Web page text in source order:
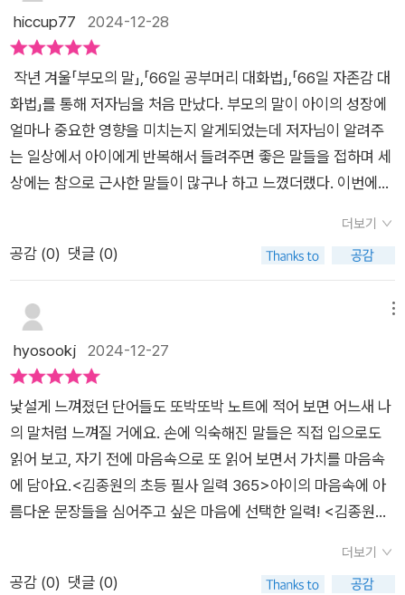
히 접하면서도 정확하게 뜻을 알지 못하는 단어, 내면에 농밀한
가치를 품고 있는 단어, 올바른 가치관과 태도를 형성하는 데 꼭
필요한 단어들이다. 작가는 이 단어들의 뜻을 간결하게 정리하고,
단어의 쓰임을 바로 이해할 수 있도록 생활 밀착형 예문들도 알차
게 담았다. 그리고 365개의 필사 문장은 이 어휘를 ‘아이의 말’로
만들어 주기 위해 작가가 고심하며 쓴 문장들이다. 예를 들어, ‘가
능하다’, ‘가치’ 같은 단어가 담긴 날에는 “스스로 ‘가능하다’고 생
각하면 무엇이든 할 수 있어요” “자신의 ‘가치’는 스스로 정하는
거예요”처럼 아이의 건강한 자존감을 세워 주는 필사 문장이, ‘고
정 관념’ ‘무례하다’같은 단어가 담긴 날에는 “새로운 것을 보려
요”처럼 단어를 통해 올바른 태도와 가치관을 형성시켜 주는 필
사 문장이 담겼다. 내 아이에게 《김종원의 초등 필사 일력 365》
을 선물해 주고 싶은 부모라면, 일력을 어떻게 활용하는 것이 가
장 효과적일지 궁금할 것이다. 김종원 작가가 알려주는 이 일력의
활용 방법은 간단하다. 1. 그날의 어휘와 정의를 눈으로 읽고 익힌
다. 2. 예시 문장을 통해 어휘의 실제 쓰임을 이해한다. 소리 내 읽
어 본다면 더 좋다. 3. 그날의 어휘가 담긴 문장을 노트에 필사하
면서 어휘와 문장에 담긴 가치를 스스로 생각하며 마음에 담는다.
이면 충분하지만, 습관의 힘은 위대하다. 아이는 매일 어휘를 정
확하게 알고, 풍부하게 쓰는 연습을 하면서 지적, 정서적 성장도
기 좋은 도서라서두루두루 요긴하게 사용하고 있답니다.아이가
작가님작가님의 인스타에 매일 올라오는 귀한 글들도 잘 보고 있
는데아이에게도 이런 좋은 기회를 만년일력으로 제공해 줄 수 있
는 신간도서가 출간되니~진짜 너무너무 좋더라구요~들어는 봤
지만 일상대화속에서는 잘 사용하지 않아서 활용이 되지 않는 어
휘들~왜곡이라는 부분도 분명 들어는 봤는데제대로 뜻을 알고
있지 않더라구요정확한 뜻과 더불어 그 어휘가 활용되는 문장을
읽어보고 필사하기 문구를 통해 예쁜말로 승화시켜보기~오늘의
운 일러스트와 한장한장 페이지 넘김 스타일의스프링북 형태라
서~ 아이가 늘 이용하는 공간에올려놓으면~ 오며가며 보고~그
날의 어휘를 제대로 배우게 되는데요월일이 제시되기도 하지만
자신이 모르는 글자부터 혹은 궁금한 글자부터찾아서 읽으며 필
사하는 것도 Gooooood!고상하다 :: 품위나 몸가짐의 수준이 높
고 훌륭하다'너는 같은 말을 해도 참 고상하게 말하는구나?'어휘
자체에서 아주 고급스러움이 묻어나지요?'XX는 노는 시간에도
고상하게 앉아 있고우리처럼 떠들지 않아서 혼나는 일이 없어'김
종원 작가님의 필사문구도 따라 읽고 필사하고또 어휘를 집어넣
게 필사하고 어휘익히기~타인과 소통하고 내 의견을 제대로 표
현하기 위한제대로 된 어휘학습 초등 일력 필사~문해력문제집이
hiccup77 2024-12-28
작년 겨울「부모의 말」,「66일 공부머리 대화법」,「66일 자존감 대
화법」를 통해 저자님을 처음 만났다. 부모의 말이 아이의 성장에
얼마나 중요한 영향을 미치는지 알게되었는데 저자님이 알려주
는 일상에서 아이에게 반복해서 들려주면 좋은 말들을 접하며 세
상에는 참으로 근사한 말들이 많구나 하고 느꼈더랬다. 이번에도
했다. 지난 20년 간의 치열한 연구와 실천을 통해 아이들이 따라
쓰는 문장은 곧 아이의 말이 되고 세상이 된다는 사실을 깨달으신
신의 감정과 생각을 정확하게 말하고 다채롭게 표현하는 아이로
루 한 장씩 읽고 따라 쓰는 일력으로 저자님이 전하고 싶은 365
10분 정도 시간을 내어 필사를 하면서 저자님이 전하는 어휘들을
눈과 마음에 담으며 아이와 함께 오늘의 어휘를 소리내어 읽고,
사전에서 단어를 찾아 밑줄도 치고, 필사노트에 필사를 하며 도란
도란 이야기를 나누다보니 함께 필사를 하는 것 만으로도 서로 다
정해지며 근사해지는 기분이 들었다. 저자님의 대화법시리즈 책
들을 읽으며 이 보석같은 팁들을 어떻게 실천하면 좋을까 고민했
었는데 근사한 말들을 일상에 녹일수 있도록 도와주는 멋진 필사
더보기
공감 (0) 댓글 (0)
hyosookj 2024-12-27
낯설게 느껴졌던 단어들도 또박또박 노트에 적어 보면 어느새 나
의 말처럼 느껴질 거에요. 손에 익숙해진 말들은 직접 입으로도
읽어 보고, 자기 전에 마음속으로 또 읽어 보면서 가치를 마음속
에 담아요.<김종원의 초등 필사 일력 365>아이의 마음속에 아
름다운 문장들을 심어주고 싶은 마음에 선택한 일력! <김종원의
의 어휘와 문장을 아이와 함께 읽어보고 필사해보는 루틴을 통해
어휘력과 표현력을 기를 수 있다는 장점이 마음에 들었다. 다수의
더보기
공감 (0) 댓글 (0)